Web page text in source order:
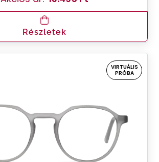
Részletek
VIRTUÁLIS
PRÓBA